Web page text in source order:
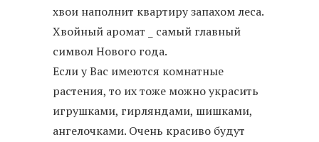
хвои наполнит квартиру запахом леса.
Хвойный аромат _ самый главный
символ Нового года.
Если у Вас имеются комнатные
растения, то их тоже можно украсить
игрушками, гирляндами, шишками,
ангелочками. Очень красиво будут